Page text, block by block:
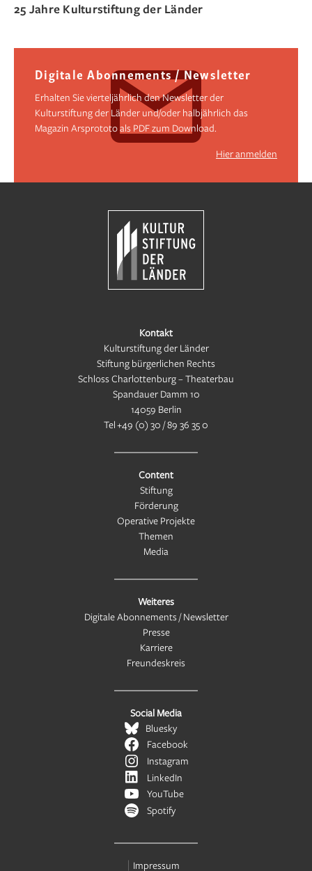
25 Jahre Kulturstiftung der Länder
Digitale Abonnements / Newsletter
Erhalten Sie vierteljährlich den Newsletter der
Kulturstiftung der Länder und/oder halbjährlich das
Magazin Arsprototo als PDF zum Download.
Hier anmelden
Kontakt
Kulturstiftung der Länder
Stiftung bürgerlichen Rechts
Schloss Charlottenburg – Theaterbau
Spandauer Damm 10
14059 Berlin
Tel+49 (0) 30 / 89 36 35 0
Content
Stiftung
Förderung
Operative Projekte
Themen
Media
Weiteres
Digitale Abonnements / Newsletter
Presse
Karriere
Freundeskreis
Social Media
Bluesky
Facebook
Instagram
LinkedIn
YouTube
Spotify
Impressum